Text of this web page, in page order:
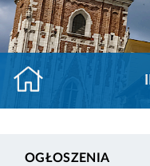
OGŁOSZENIA